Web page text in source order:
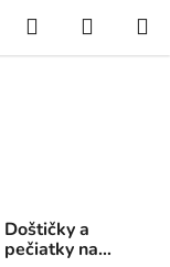
Hľadať
KOŠÍK
Doštičky a
pečiatky na